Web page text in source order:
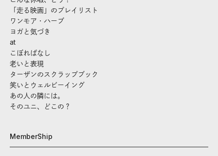
「走る映画」のプレイリスト
ワンモア・ハーブ
ヨガと気づき
at
こぼればなし
老いと表現
ターザンのスクラップブック
笑いとウェルビーイング
あの人の隣には。
そのユニ、どこの？
MemberShip